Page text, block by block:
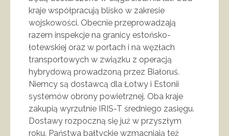
kraje współpracują blisko w zakresie
wojskowości. Obecnie przeprowadzają
razem inspekcje na granicy estońsko-
łotewskiej oraz w portach i na węzłach
transportowych w związku z operacją
hybrydową prowadzoną przez Białoruś.
Niemcy są dostawcą dla Łotwy i Estonii
systemów obrony powietrznej. Oba kraje
zakupią wyrzutnie IRIS-T średniego zasięgu.
Dostawy rozpoczną się już w przyszłym
roku. Państwa bałtyckie wzmacniają też